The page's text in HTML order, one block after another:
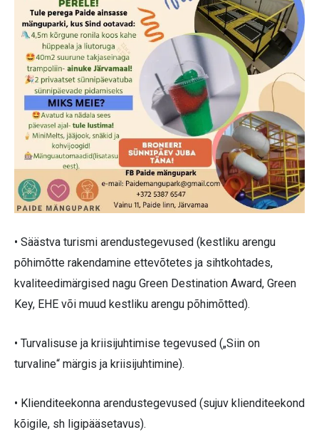
• Säästva turismi arendustegevused (kestliku arengu
põhimõtte rakendamine ettevõtetes ja sihtkohtades,
kvaliteedimärgised nagu Green Destination Award, Green
Key, EHE või muud kestliku arengu põhimõtted).
• Turvalisuse ja kriisijuhtimise tegevused („Siin on
turvaline“ märgis ja kriisijuhtimine).
• Klienditeekonna arendustegevused (sujuv klienditeekond
kõigile, sh ligipääsetavus).